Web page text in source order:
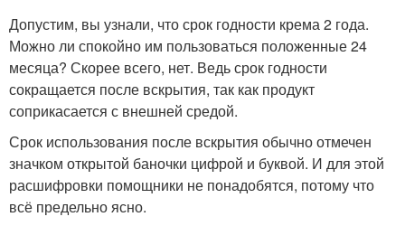
Допустим, вы узнали, что срок годности крема 2 года.
Можно ли спокойно им пользоваться положенные 24
месяца? Скорее всего, нет. Ведь срок годности
сокращается после вскрытия, так как продукт
соприкасается с внешней средой.
Срок использования после вскрытия обычно отмечен
значком открытой баночки цифрой и буквой. И для этой
расшифровки помощники не понадобятся, потому что
всё предельно ясно.